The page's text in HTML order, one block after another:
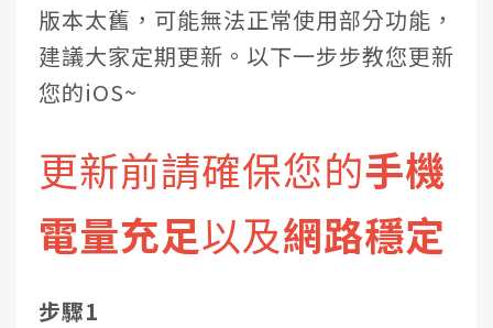
版本太舊，可能無法正常使用部分功能，
建議大家定期更新。以下一步步教您更新
您的iOS~
更新前請確保您的手機
電量充足以及網路穩定
步驟1